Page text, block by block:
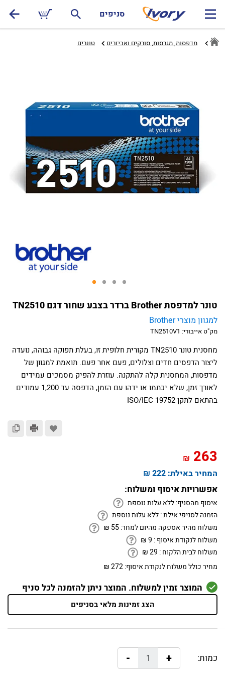
סניפים
מדפסות, מגרסות, סורקים ואביזרים טונרים‏
טונר למדפסת Brother ברדר בצבע שחור דגם TN2510
למגוון מוצרי Brother
מק"ט אייבורי: TN2510V1
מחסנית טונר TN2510 מקורית חלופית זו, בעלת תפוקה גבוהה, נועדה
ליצור הדפסים חדים וצלולים, פעם אחר פעם. תואמת למגוון של
מדפסות, המחסנית קלה להתקנה. עוזרת להפיק מסמכים עמידים
לאורך זמן, שלא יכתמו או ידהו עם הזמן, הדפסה עד 1,200 עמודים
בהתאם לתקן ISO/IEC 19752
₪
263
₪
המחיר באילת: 222 ₪
אפשרויות איסוף ומשלוח:
איסוף מהסניף:ללא עלות נוספת
הזמנה לסניפי אילת :ללא עלות נוספת
משלוח מהיר אספקה מהיום למחר:
₪ 55
משלוח לנקודת איסוף :
₪9
משלוח לבית הלקוח :
₪29
מחיר כולל משלוח לנקודת איסוף:272 ₪
המוצר זמין למשלוח. המוצר ניתן להזמנה לכל סניף
הצג זמינות מלאי בסניפים
כמות: +
-